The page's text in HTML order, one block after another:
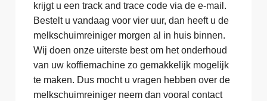
krijgt u een track and trace code via de e-mail.
Bestelt u vandaag voor vier uur, dan heeft u de
melkschuimreiniger morgen al in huis binnen.
Wij doen onze uiterste best om het onderhoud
van uw koffiemachine zo gemakkelijk mogelijk
te maken. Dus mocht u vragen hebben over de
melkschuimreiniger neem dan vooral contact